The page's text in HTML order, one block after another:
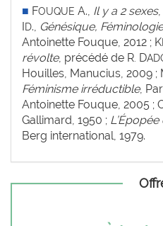
■ FOUQUE A., Il y a 2 sexes,
ID., Génésique,
Antoinette Fouque, 2012 ; K
révolte, précédé de R D
Houilles, Manucius, 2009 ;
Féminisme irréductible,
Antoinette Fouque, 2005 ;
Gallimard, 1950 ;
Berg international, 1979.